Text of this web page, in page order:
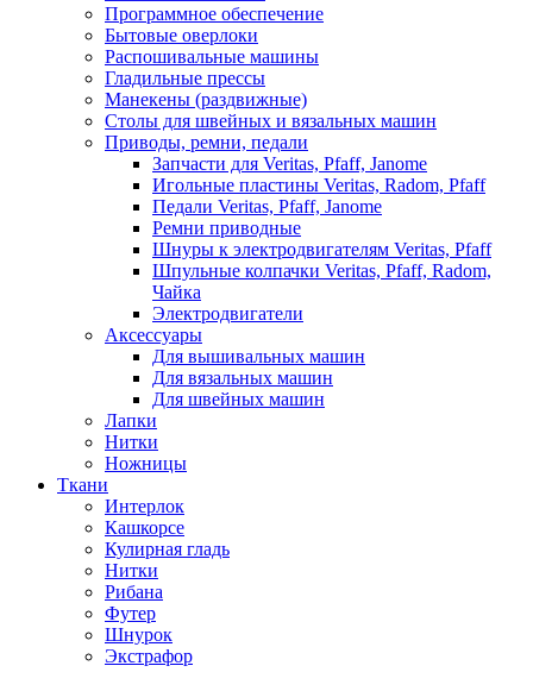
Программное обеспечение
Бытовые оверлоки
Распошивальные машины
Гладильные прессы
Манекены (раздвижные)
Столы для швейных и вязальных машин
Приводы, ремни, педали
Запчасти для Veritas, Pfaff, Janome
Игольные пластины Veritas, Radom, Pfaff
Педали Veritas, Pfaff, Janome
Ремни приводные
Шнуры к электродвигателям Veritas, Pfaff
Шпульные колпачки Veritas, Pfaff, Radom,
Чайка
Электродвигатели
Аксессуары
Для вышивальных машин
Для вязальных машин
Для швейных машин
Лапки
Нитки
Ножницы
Ткани
Интерлок
Кашкорсе
Кулирная гладь
Нитки
Рибана
Футер
Шнурок
Экстрафор